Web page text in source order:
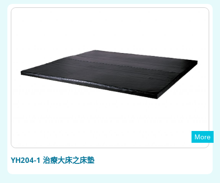
More
YH204-1 治療大床之床墊